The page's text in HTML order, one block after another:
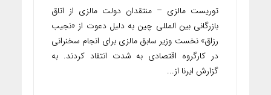
توریست مالزی – منتقدان دولت مالزی از اتاق
بازرگانی بین المللی چین به دلیل دعوت از «نجیب
رزاق» نخست وزیر سابق مالزی برای انجام سخنرانی
در کارگروه اقتصادی به شدت انتقاد کردند. به
گزارش ایرنا از...